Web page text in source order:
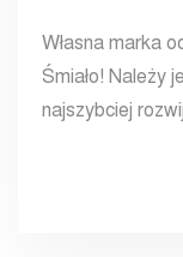
Własna marka
Śmiało! Należy
najszybciej